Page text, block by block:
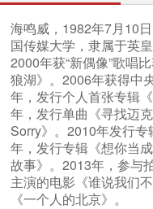
海鸣威，1982年7月10
国传媒大学，隶属于英皇
2000年获“新偶像”歌唱
狼湖》。2006年获得中
年，发行个人首张专辑
年，发行单曲《寻找迈
Sorry》。2010年发行
年，发行专辑《想你当
故事》。2013年，参与
主演的电影《谁说我们
《一个人的北京》。